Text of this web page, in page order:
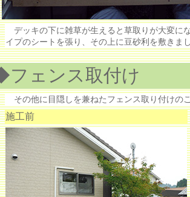
デッキの下に雑草が生えると草取りが大変に
イプのシートを張り、その上に豆砂利を敷きま
ェンス取付け
その他に目隠しを兼ねたフェンス取り付けの
施工前